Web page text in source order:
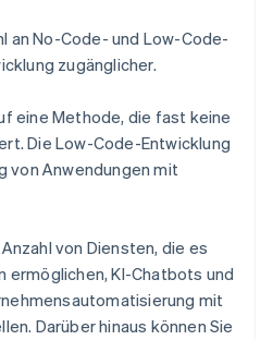
an No-Code- und Low-Code-
zugänglicher.
eine Methode, die fast keine
Die Low-Code-Entwicklung
von Anwendungen mit
von Diensten, die es
ermöglichen, KI-Chatbots und
mit
Darüber hinaus können Sie